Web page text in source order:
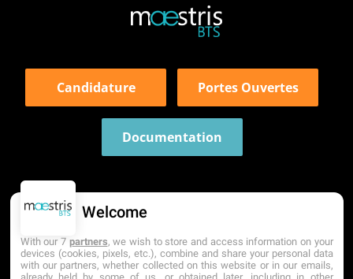
Candidature Portes Ouvertes
Documentation
Welcome
With our 7 partners, we wish to store and access information on your
devices (cookies, pixels, etc.), combine and share your personal data
with our partners, whether collected on this website or in our emails,
already held by some of us, or obtained later, including in other